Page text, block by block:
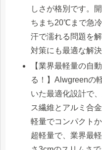
しさが格別です。
ちまち20℃まで急
汗で濡れる問題を
対策にも最適な解決
【業界最軽量の自
る！】Alwgreenの
いた最適化設計で
ス繊維とアルミ合
軽量でコンパクト
超軽量で、業界最